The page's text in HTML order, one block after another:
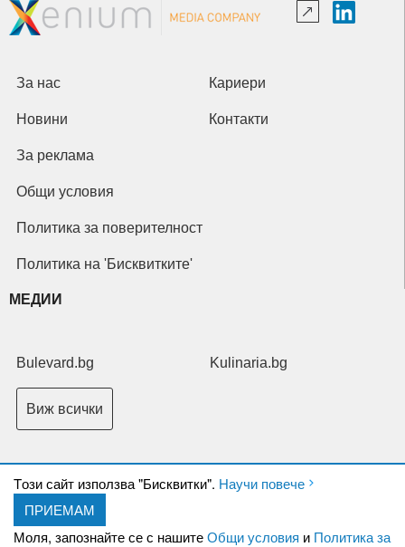
Tози сайт използва "Бисквитки". Научи повече
ПРИЕМАМ
Моля, запознайте се с нашитеОбщи условия и Политика за
За нас Кариери
Новини Контакти
За реклама
Общи условия
Политика за поверителност
Политика на 'Бисквитките'
МЕДИИ
Bulevard.bg Kulinaria.bg
Виж всички
Copyright © 2026 Ксениум ООД. Всички права запазени.
XeniumCompany.com